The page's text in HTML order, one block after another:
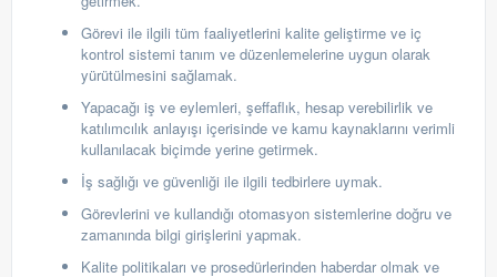
Görevi ile ilgili tüm faaliyetlerini kalite geliştirme ve iç
kontrol sistemi tanım ve düzenlemelerine uygun olarak
yürütülmesini sağlamak.
Yapacağı iş ve eylemleri, şeffaflık, hesap verebilirlik ve
katılımcılık anlayışı içerisinde ve kamu kaynaklarını verimli
kullanılacak biçimde yerine getirmek.
İş sağlığı ve güvenliği ile ilgili tedbirlere uymak.
Görevlerini ve kullandığı otomasyon sistemlerine doğru ve
zamanında bilgi girişlerini yapmak.
Kalite politikaları ve prosedürlerinden haberdar olmak ve